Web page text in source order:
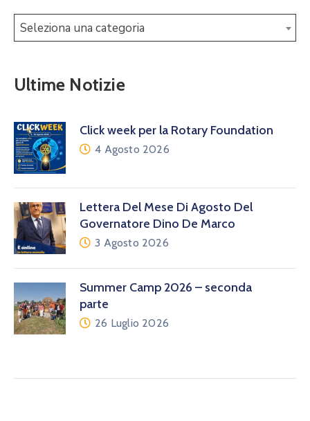
Seleziona una categoria
Ultime Notizie
Click week per la Rotary Foundation
4 Agosto 2026
Lettera Del Mese Di Agosto Del
Governatore Dino De Marco
3 Agosto 2026
Summer Camp 2026 – seconda
parte
26 Luglio 2026